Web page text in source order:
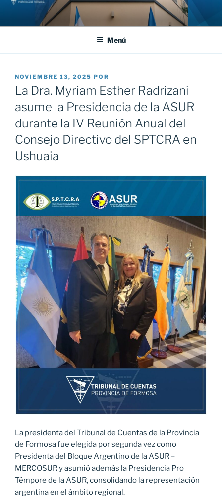
Saltar
contenido
Menú
PUBLICADO
EL
NOVIEMBRE 13, 2025 POR
La Dra. Myriam Esther Radrizani
asume la Presidencia de la ASUR
durante la IV Reunión Anual del
Consejo Directivo del SPTCRA en
Ushuaia
La presidenta del Tribunal de Cuentas de la Provincia
de Formosa fue elegida por segunda vez como
Presidenta del Bloque Argentino de la ASUR –
MERCOSUR y asumió además la Presidencia Pro
Témpore de la ASUR, consolidando la representación
argentina en el ámbito regional.